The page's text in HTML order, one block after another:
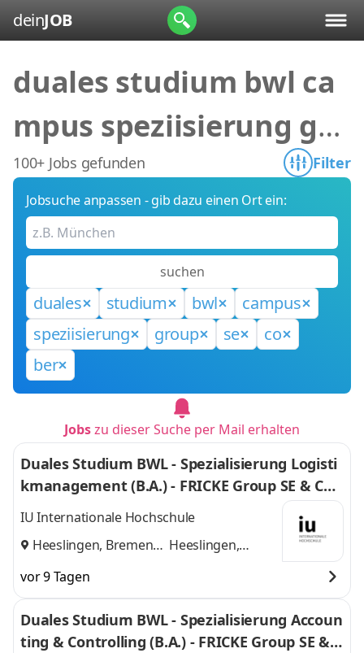
deinJOB
duales studium bwl ca
mpus speziisierung gro
up se co ber
100+ Jobs gefunden Filter
Jobsuche anpassen - gib dazu einen Ort ein:
suchen
duales studium bwl
campus
speziisierung
group se
co
ber
Jobszu dieser Suche per Mail erhalten
Duales Studium BWL - Spezialisierung Logisti
kmanagement (B.A.) - FRICKE Group SE & Co.
KG
IU Internationale Hochschule
Heeslingen, Bremen
Heeslingen,
vor 9 Tagen
Duales Studium BWL - Spezialisierung Accoun
ting & Controlling (B.A.) - FRICKE Group SE & C